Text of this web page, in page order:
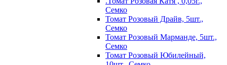
Семко
Томат Розовый Драйв, 5шт.,
Семко
Томат Розовый Марманде, 5шт.,
Семко
Томат Розовый Юбилейный,